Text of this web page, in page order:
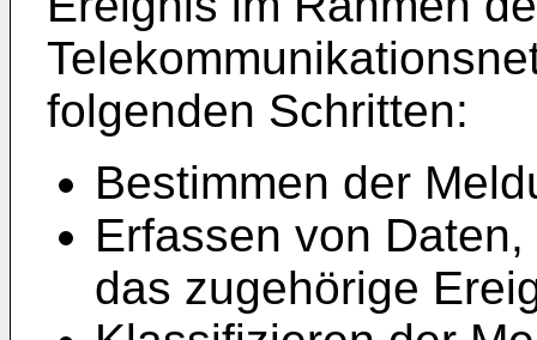
folgenden Schritten:
Bestimmen der
Erfassen von
das zugehörige